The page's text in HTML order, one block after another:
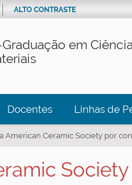
em
ALTO CONTRASTE
Docentes Linhas de
American Ceramic Society por